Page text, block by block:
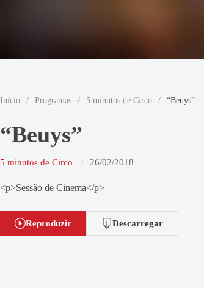
Início / Programas / 5 minutos de Circo / “Beuys”
“Beuys”
5 minutos de Circo 26/02/2018
<p>Sessão de Cinema</p>
Reproduzir Descarregar